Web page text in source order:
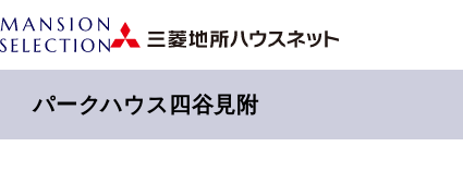
パークハウス四谷見附